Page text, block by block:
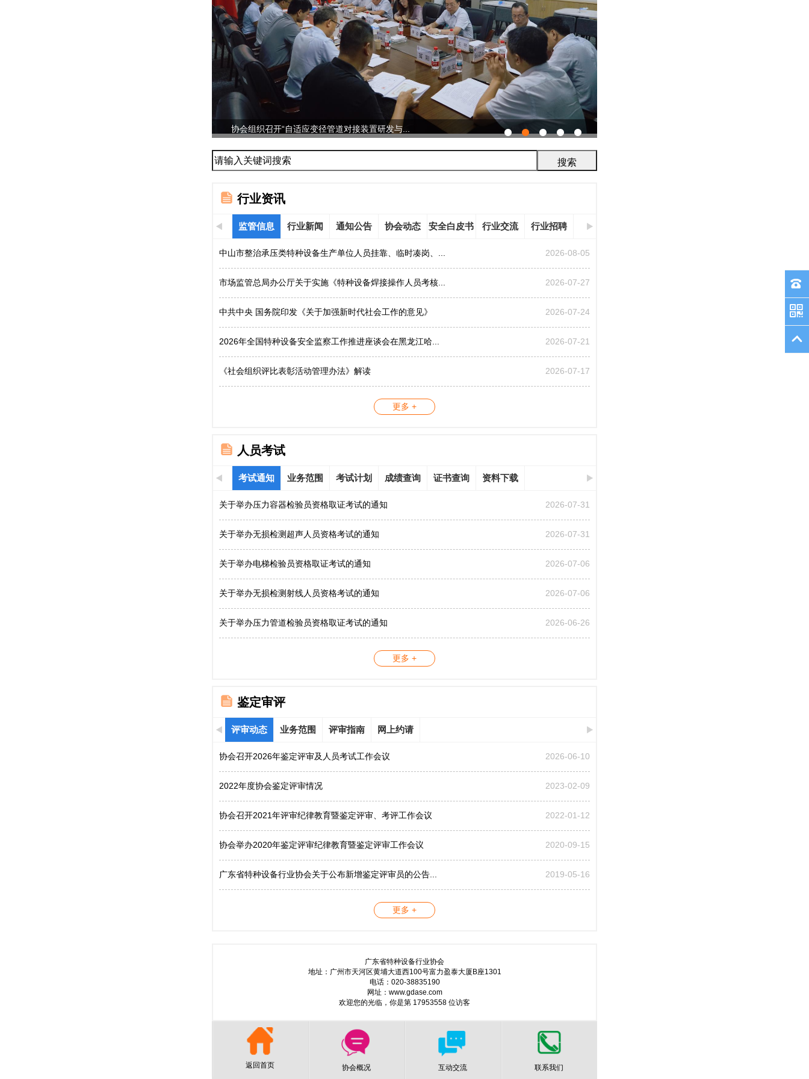
协会组织召开“自适应变径管道对接装置研发与...
行业资讯
监管信息 行业新闻 通知公告 协会动态 安全白皮书 行业交流 行业招聘
中山市整治承压类特种设备生产单位人员挂靠、临时凑岗、... 2026-08-05
市场监管总局办公厅关于实施《特种设备焊接操作人员考核... 2026-07-27
中共中央 国务院印发《关于加强新时代社会工作的意见》 2026-07-24
2026年全国特种设备安全监察工作推进座谈会在黑龙江哈... 2026-07-21
《社会组织评比表彰活动管理办法》解读 2026-07-17
更多 +
人员考试
考试通知 业务范围 考试计划 成绩查询 证书查询 资料下载
关于举办压力容器检验员资格取证考试的通知 2026-07-31
关于举办无损检测超声人员资格考试的通知 2026-07-31
关于举办电梯检验员资格取证考试的通知 2026-07-06
关于举办无损检测射线人员资格考试的通知 2026-07-06
关于举办压力管道检验员资格取证考试的通知 2026-06-26
更多 +
鉴定审评
评审动态 业务范围 评审指南 网上约请
协会召开2026年鉴定评审及人员考试工作会议 2026-06-10
2022年度协会鉴定评审情况 2023-02-09
协会召开2021年评审纪律教育暨鉴定评审、考评工作会议 2022-01-12
协会举办2020年鉴定评审纪律教育暨鉴定评审工作会议 2020-09-15
广东省特种设备行业协会关于公布新增鉴定评审员的公告... 2019-05-16
更多 +
广东省特种设备行业协会
地址：广州市天河区黄埔大道西100号富力盈泰大厦B座1301
电话：020-38835190
网址：www.gdase.com
欢迎您的光临，你是第 17953558 位访客
返回首页 协会概况 互动交流 联系我们